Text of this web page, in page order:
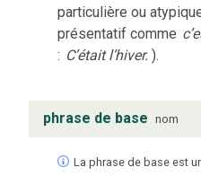
particulière ou
présentatif comme
: C’était l’hiver. ).
phrase de base nom
La phrase de base est